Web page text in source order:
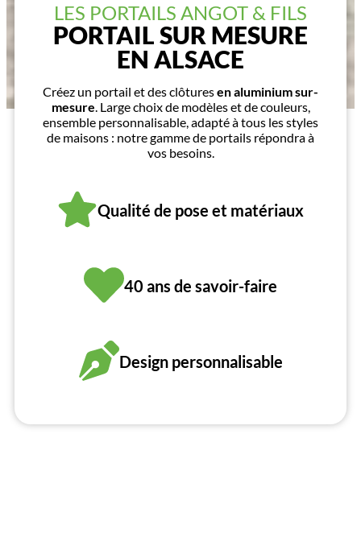
LES PORTAILS ANGOT & FILS
PORTAIL SUR MESURE
EN ALSACE
Créez un portail et des clôturesen aluminium sur-
mesure. Large choix de modèles et de couleurs,
ensemble personnalisable, adapté à tous les styles
de maisons : notre gamme de portails répondra à
vos besoins.
Qualité de pose et matériaux
40 ans de savoir-faire
Design personnalisable